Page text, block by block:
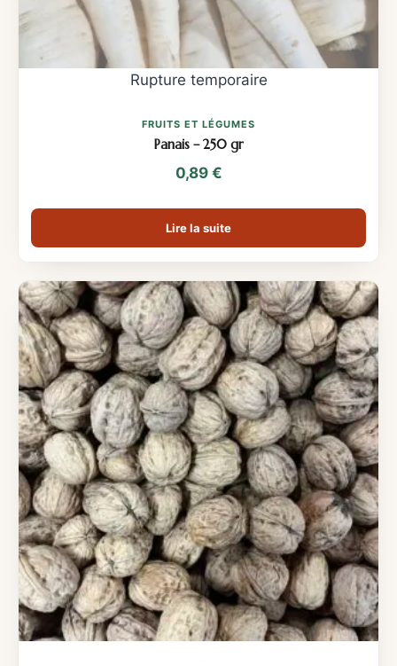
FRUITS ET LÉGUMES
Panais – 250 gr
0,89 €
Lire la suite